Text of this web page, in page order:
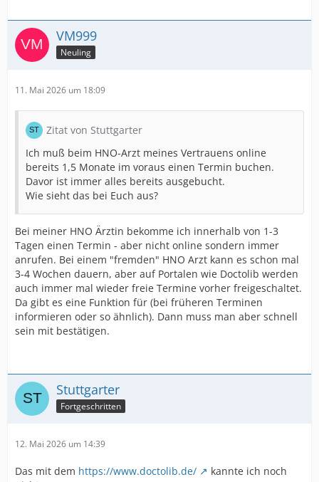
VM999
Neuling
11. Mai 2026 um 18:09
Zitat von Stuttgarter
Ich muß beim HNO-Arzt meines Vertrauens online
bereits 1,5 Monate im voraus einen Termin buchen.
Davor ist immer alles bereits ausgebucht.
Wie sieht das bei Euch aus?
Bei meiner HNO Ärztin bekomme ich innerhalb von 1-3
Tagen einen Termin - aber nicht online sondern immer
anrufen. Bei einem "fremden" HNO Arzt kann es schon mal
3-4 Wochen dauern, aber auf Portalen wie Doctolib werden
auch immer mal wieder freie Termine vorher freigeschaltet.
Da gibt es eine Funktion für (bei früheren Terminen
informieren oder so ähnlich). Dann muss man aber schnell
sein mit bestätigen.
Stuttgarter
Fortgeschritten
12. Mai 2026 um 14:39
Das mit dem https://www.doctolib.de/
kannte ich noch